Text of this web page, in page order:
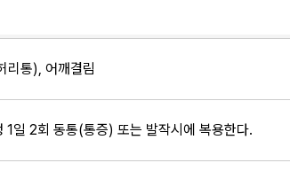
리통), 어깨결림
1일 2회 동통(통증) 또는 발작시에 복용한다.